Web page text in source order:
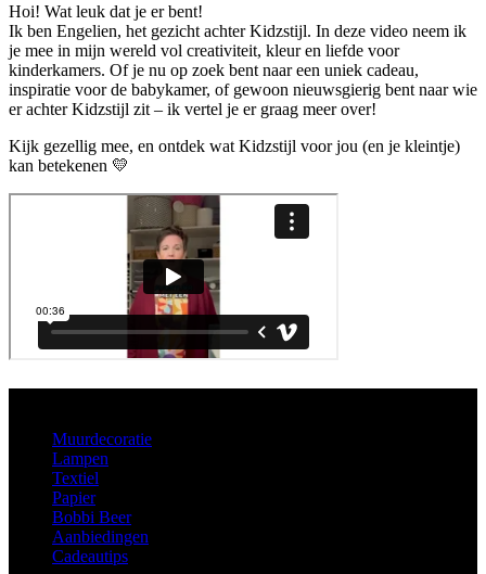
Hoi! Wat leuk dat je er bent!
Ik ben Engelien, het gezicht achter Kidzstijl. In deze video neem ik
je mee in mijn wereld vol creativiteit, kleur en liefde voor
kinderkamers. Of je nu op zoek bent naar een uniek cadeau,
inspiratie voor de babykamer, of gewoon nieuwsgierig bent naar wie
er achter Kidzstijl zit – ik vertel je er graag meer over!
Kijk gezellig mee, en ontdek wat Kidzstijl voor jou (en je kleintje)
kan betekenen 💛
Muurdecoratie
Lampen
Textiel
Papier
Bobbi Beer
Aanbiedingen
Cadeautips